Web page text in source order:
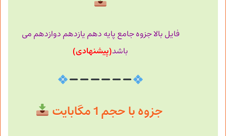
فایل بالا جزوه جامع پایه دهم یازدهم دوازدهم می
باشد(پیشنهادی)
جزوه با حجم 1 مگابایت